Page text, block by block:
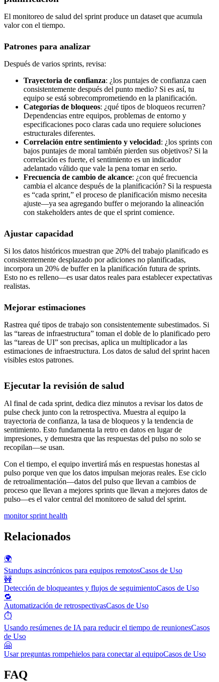
El monitoreo de salud del sprint produce un dataset que acumula
valor con el tiempo.
Patrones para analizar
Después de varios sprints, revisa:
Trayectoria de confianza: ¿los puntajes de confianza caen
consistentemente después del punto medio? Si es así, tu
equipo se está sobrecomprometiendo en la planificación.
Categorías de bloqueos: ¿qué tipos de bloqueos recurren?
Dependencias entre equipos, problemas de entorno y
especificaciones poco claras cada uno requiere soluciones
estructurales diferentes.
Correlación entre sentimiento y velocidad: ¿los sprints con
bajos puntajes de moral también pierden sus objetivos? Si la
correlación es fuerte, el sentimiento es un indicador
adelantado válido que vale la pena tomar en serio.
Frecuencia de cambio de alcance: ¿con qué frecuencia
cambia el alcance después de la planificación? Si la respuesta
es “cada sprint,” el proceso de planificación mismo necesita
ajuste—ya sea agregando buffer o mejorando la alineación
con stakeholders antes de que el sprint comience.
Ajustar capacidad
Si los datos históricos muestran que 20% del trabajo planificado es
consistentemente desplazado por adiciones no planificadas,
incorpora un 20% de buffer en la planificación futura de sprints.
Esto no es relleno—es usar datos reales para establecer expectativas
realistas.
Mejorar estimaciones
Rastrea qué tipos de trabajo son consistentemente subestimados. Si
las “tareas de infraestructura” toman el doble de lo planificado pero
las “tareas de UI” son precisas, aplica un multiplicador a las
estimaciones de infraestructura. Los datos de salud del sprint hacen
visibles estos patrones.
Ejecutar la revisión de salud
Al final de cada sprint, dedica diez minutos a revisar los datos de
pulse check junto con la retrospectiva. Muestra al equipo la
trayectoria de confianza, la tasa de bloqueos y la tendencia de
sentimiento. Esto fundamenta la retro en datos en lugar de
impresiones, y demuestra que las respuestas del pulso no solo se
recopilan—se usan.
Con el tiempo, el equipo invertirá más en respuestas honestas al
pulso porque ven que los datos impulsan mejoras reales. Ese ciclo
de retroalimentación—datos del pulso que llevan a cambios de
proceso que llevan a mejores sprints que llevan a mejores datos de
pulso—es el valor central del monitoreo de salud del sprint.
monitor sprint health
Relacionados
🌍
Standups asincrónicos para equipos remotosCasos de Uso
🚧
Detección de bloqueantes y flujos de seguimientoCasos de Uso
🔁
Automatización de retrospectivasCasos de Uso
⏱️
Usando resúmenes de IA para reducir el tiempo de reunionesCasos
de Uso
🤗
Usar preguntas rompehielos para conectar al equipoCasos de Uso
FAQ